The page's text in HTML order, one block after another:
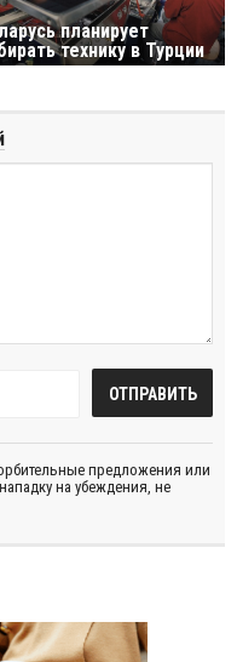
планирует
технику в Турции
предложения или
на убеждения, не